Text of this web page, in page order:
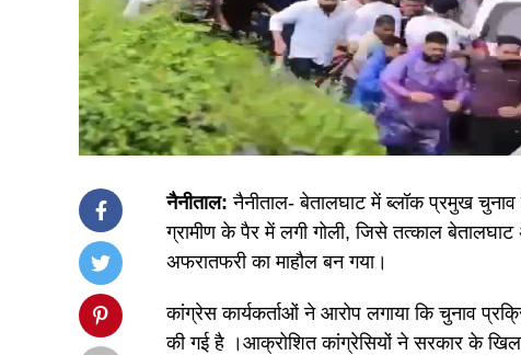
नैनीताल: नैनीताल- बेतालघाट में ब्लॉक प्रमुख
ग्रामीण के पैर में लगी गोली, जिसे तत्काल बेतालघाट
अफरातफरी का माहौल बन गया।
कांग्रेस कार्यकर्ताओं ने आरोप लगाया कि चुनाव
की गई है ।आक्रोशित कांग्रेसियों ने सरकार के